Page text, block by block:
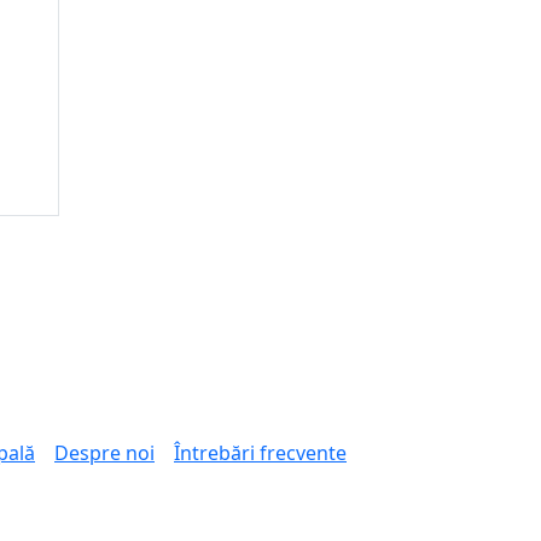
Despre noi Întrebări frecvente